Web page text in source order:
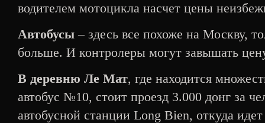
водителем мотоцикла насчет цены
Автобусы – здесь все похоже на Москву,
больше. И контролеры могут завышать
В деревню Ле Мат, где находится
автобус №10, стоит проезд 3.000 донг за
автобусной станции Long Bien, откуда идет